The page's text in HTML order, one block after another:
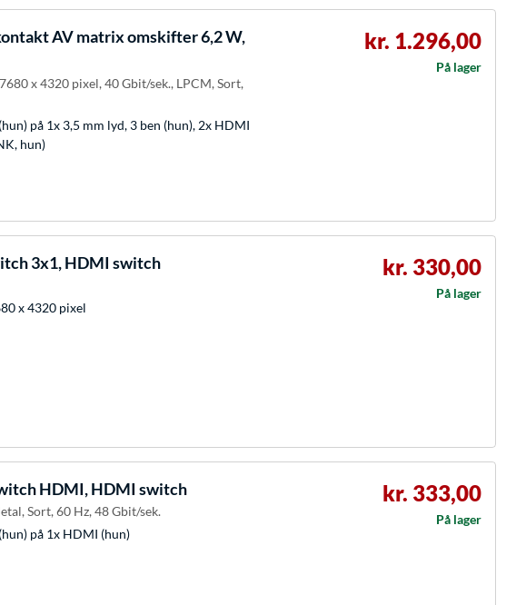
AV matrix omskifter 6,2 W,
x 4320 pixel, 40 Gbit/sek., LPCM, Sort,
på 1x 3,5 mm lyd, 3 ben (hun), 2x HDMI
hun)
kr. 1.296,00
På lager
3x1, HDMI switch
x 4320 pixel
kr. 330,00
På lager
HDMI, HDMI switch
Sort, 60 Hz, 48 Gbit/sek.
på 1x HDMI (hun)
kr. 333,00
På lager